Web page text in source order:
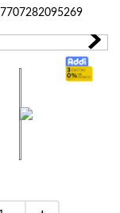
7707282095269
envio-
gratis
cuotas-
sin-